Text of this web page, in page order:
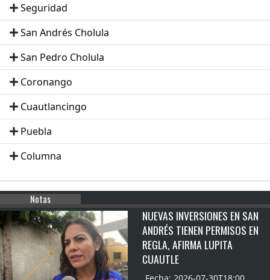
Seguridad
San Andrés Cholula
San Pedro Cholula
Coronango
Cuautlancingo
Puebla
Columna
Notas
NUEVAS INVERSIONES EN SAN
ANDRÉS TIENEN PERMISOS EN
REGLA, AFIRMA LUPITA
CUAUTLE